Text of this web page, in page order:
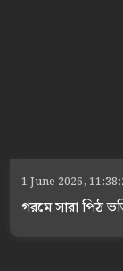
1 June 2026,
গরমে সারা পিঠ